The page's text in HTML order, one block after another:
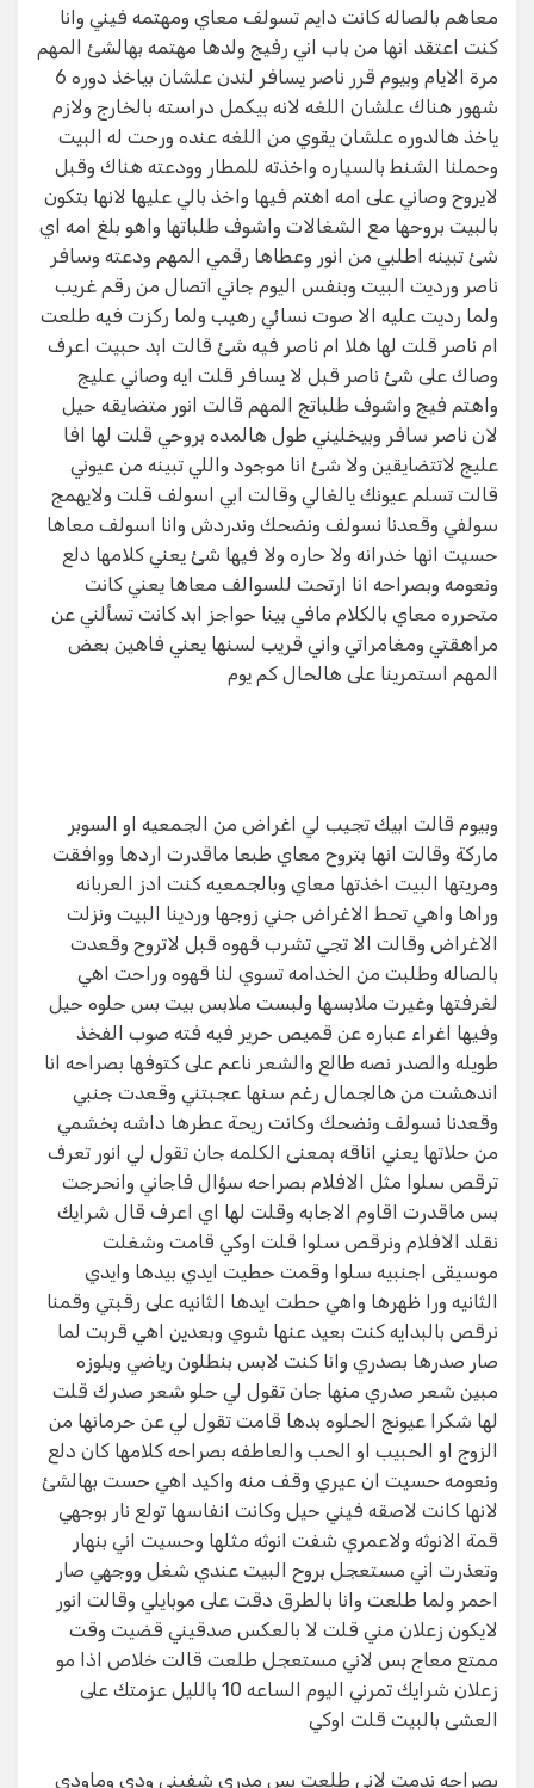
معاهم بالصاله كانت دايم تسولف معاي ومهتمه فيني وانا
كنت اعتقد انها من باب اني رفيج ولدها مهتمه بهالشئ المهم
مرة الايام وبيوم قرر ناصر يسافر لندن علشان بياخذ دوره 6
شهور هناك علشان اللغه لانه بيكمل دراسته بالخارج ولازم
ياخذ هالدوره علشان يقوي من اللغه عنده ورحت له البيت
وحملنا الشنط بالسياره واخذته للمطار وودعته هناك وقبل
لايروح وصاني على امه اهتم فيها واخذ بالي عليها لانها بتكون
بالبيت بروحها مع الشغالات واشوف طلباتها واهو بلغ امه اي
شئ تبينه اطلبي من انور وعطاها رقمي المهم ودعته وسافر
ناصر ورديت البيت وبنفس اليوم جاني اتصال من رقم غريب
ولما رديت عليه الا صوت نسائي رهيب ولما ركزت فيه طلعت
ام ناصر قلت لها هلا ام ناصر فيه شئ قالت ابد حبيت اعرف
وصاك على شئ ناصر قبل لا يسافر قلت ايه وصاني عليج
واهتم فيج واشوف طلباتج المهم قالت انور متضايقه حيل
لان ناصر سافر وبيخليني طول هالمده بروحي قلت لها افا
عليج لاتتضايقين ولا شئ انا موجود واللي تبينه من عيوني
قالت تسلم عيونك يالغالي وقالت ابي اسولف قلت ولايهمج
سولفي وقعدنا نسولف ونضحك وندردش وانا اسولف معاها
حسيت انها خدرانه ولا حاره ولا فيها شئ يعني كلامها دلع
ونعومه وبصراحه انا ارتحت للسوالف معاها يعني كانت
متحرره معاي بالكلام مافي بينا حواجز ابد كانت تسألني عن
مراهقتي ومغامراتي واني قريب لسنها يعني فاهين بعض
المهم استمرينا على هالحال كم يوم
وبيوم قالت ابيك تجيب لي اغراض من الجمعيه او السوبر
ماركة وقالت انها بتروح معاي طبعا ماقدرت اردها ووافقت
ومريتها البيت اخذتها معاي وبالجمعيه كنت ادز العربانه
وراها واهي تحط الاغراض جني زوجها وردينا البيت ونزلت
الاغراض وقالت الا تجي تشرب قهوه قبل لاتروح وقعدت
بالصاله وطلبت من الخدامه تسوي لنا قهوه وراحت اهي
لغرفتها وغيرت ملابسها ولبست ملابس بيت بس حلوه حيل
وفيها اغراء عباره عن قميص حرير فيه فته صوب الفخذ
طويله والصدر نصه طالع والشعر ناعم على كتوفها بصراحه انا
اندهشت من هالجمال رغم سنها عجبتني وقعدت جنبي
وقعدنا نسولف ونضحك وكانت ريحة عطرها داشه بخشمي
من حلاتها يعني اناقه بمعنى الكلمه جان تقول لي انور تعرف
ترقص سلوا مثل الافلام بصراحه سؤال فاجاني وانحرجت
بس ماقدرت اقاوم الاجابه وقلت لها اي اعرف قال شرايك
نقلد الافلام ونرقص سلوا قلت اوكي قامت وشغلت
موسيقى اجنبيه سلوا وقمت حطيت ايدي بيدها وايدي
الثانيه ورا ظهرها واهي حطت ايدها الثانيه على رقبتي وقمنا
نرقص بالبدايه كنت بعيد عنها شوي وبعدين اهي قربت لما
صار صدرها بصدري وانا كنت لابس بنطلون رياضي وبلوزه
مبين شعر صدري منها جان تقول لي حلو شعر صدرك قلت
لها شكرا عيونج الحلوه بدها قامت تقول لي عن حرمانها من
الزوج او الحبيب او الحب والعاطفه بصراحه كلامها كان دلع
ونعومه حسيت ان عيري وقف منه واكيد اهي حست بهالشئ
لانها كانت لاصقه فيني حيل وكانت انفاسها تولع نار بوجهي
قمة الانوثه ولاعمري شفت انوثه مثلها وحسيت اني بنهار
وتعذرت اني مستعجل بروح البيت عندي شغل ووجهي صار
احمر ولما طلعت وانا بالطرق دقت على موبايلي وقالت انور
لايكون زعلان مني قلت لا بالعكس صدقيني قضيت وقت
ممتع معاج بس لاني مستعجل طلعت قالت خلاص اذا مو
زعلان شرايك تمرني اليوم الساعه 10 بالليل عزمتك على
العشى بالبيت قلت اوكي
بصراحه ندمت لاني طلعت بس مدري شفيني ودي وماودي